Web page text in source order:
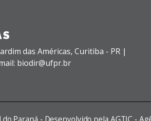
das Américas, Curitiba - PR |
biodir@ufpr.br